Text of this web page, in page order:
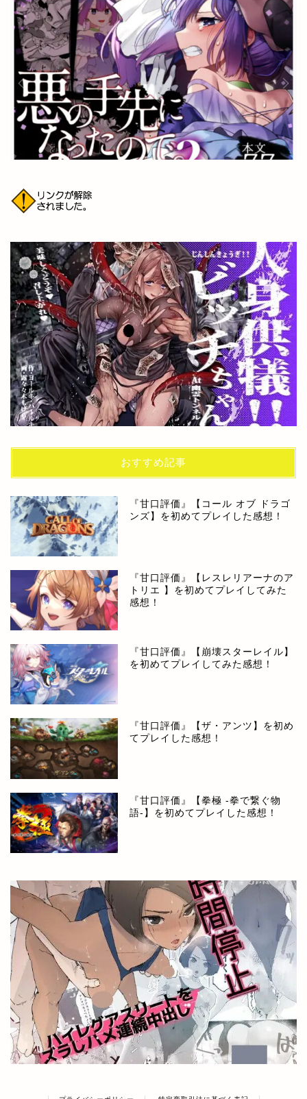
おすすめ記事
『甘口評価』【コール オブ ドラゴ
ンズ】を初めてプレイした感想！
『甘口評価』【レスレリアーナのア
トリエ 】を初めてプレイしてみた
感想！
『甘口評価』【崩壊スターレイル】
を初めてプレイしてみた感想！
『甘口評価』【ザ・アンツ】を初め
てプレイした感想！
『甘口評価』【拳極 -拳で繋ぐ物
語-】を初めてプレイした感想！